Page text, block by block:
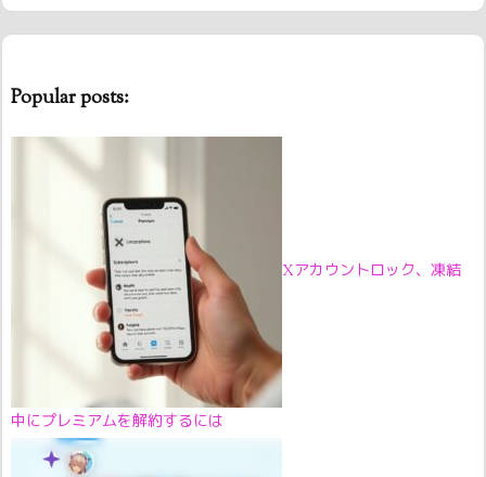
Popular posts:
Xアカウントロック、凍結
中にプレミアムを解約するには